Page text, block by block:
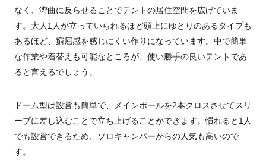
なく、湾曲に反らせることでテントの居住空間を広げていま
す。大人1人が立っていられるほど頭上にゆとりのあるタイプも
あるほど、窮屈感を感じにくい作りになっています。中で簡単
な作業や着替えも可能なところが、使い勝手の良いテントであ
ると言えるでしょう。
ドーム型は設営も簡単で、メインポールを2本クロスさせてスリ
ーブに差し込むことで立ち上げることができます。慣れると1人
でも設営できるため、ソロキャンパーからの人気も高いので
す。